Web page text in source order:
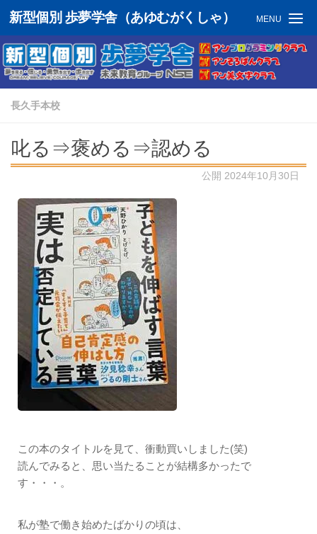
新型個別 歩夢学舎（あゆむがくしゃ） MENU
長久手本校
叱る⇒褒める⇒認める
公開 2024年10月30日
この本のタイトルを見て、衝動買いしました(笑)
読んでみると、思い当たることが結構多かったで
す・・・。
私が塾で働き始めたばかりの頃は、